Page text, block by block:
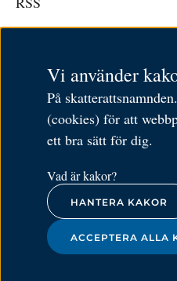
Vi använder
På
(cookies) för att
ett bra sätt för dig.
Vad är kakor?
HANTERA KAKOR
ACCEPTERA ALLA
Tillgänglighetsredogörelse
Besöksadress: Karlavägen
Postadress: Box 24144,
Öppettider: 9–11.30 och
010-574 79 57